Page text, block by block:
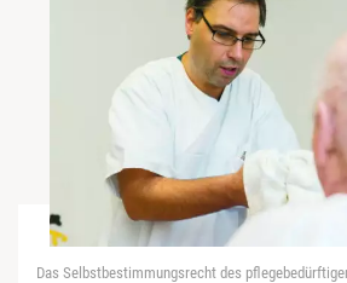
Das Selbstbestimmungsrecht des